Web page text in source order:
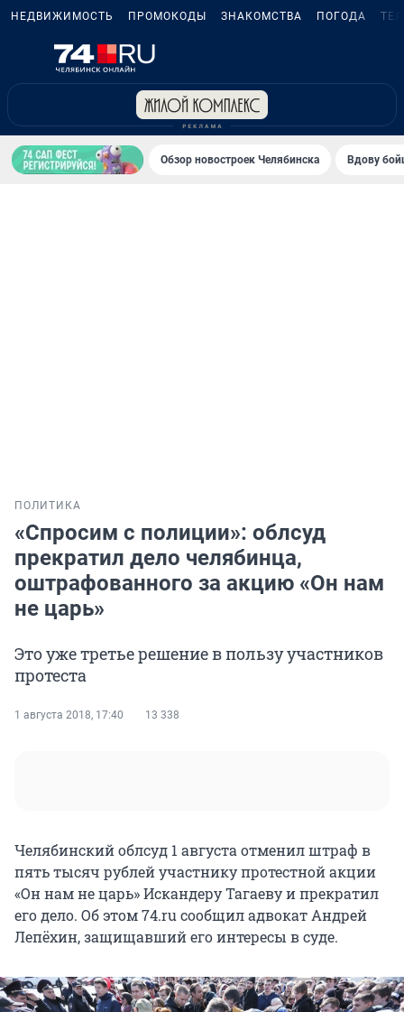
НЕДВИЖИМОСТЬ ПРОМОКОДЫ ЗНАКОМСТВА ПОГОДА
Обзор новостроек Челябинска Вдову
ПОЛИТИКА
«Спросим с полиции»: облсуд
прекратил дело челябинца,
оштрафованного за акцию «Он нам
не царь»
Это уже третье решение в пользу участников
протеста
1 августа 2018, 17:40 13 338
Челябинский облсуд 1 августа отменил штраф в
пять тысяч рублей участнику протестной акции
«Он нам не царь» Искандеру Тагаеву и прекратил
его дело. Об этом 74.ru сообщил адвокат Андрей
Лепёхин, защищавший его интересы в суде.